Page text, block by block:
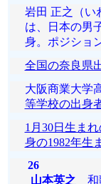
岩田 正之（い
は、日本の男
身。ポジショ
全国の奈良県
大阪商業大
等学校の出身
1月30日生まれ
身の1982年生
26
山本英之 和